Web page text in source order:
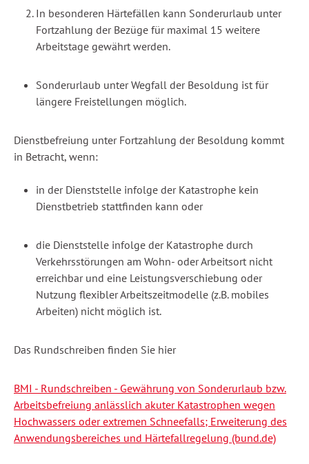
In besonderen Härtefällen kann Sonderurlaub unter
Fortzahlung der Bezüge für maximal 15 weitere
Arbeitstage gewährt werden.
Sonderurlaub unter Wegfall der Besoldung ist für
längere Freistellungen möglich.
Dienstbefreiung unter Fortzahlung der Besoldung kommt
in Betracht, wenn:
in der Dienststelle infolge der Katastrophe kein
Dienstbetrieb stattfinden kann oder
die Dienststelle infolge der Katastrophe durch
Verkehrsstörungen am Wohn- oder Arbeitsort nicht
erreichbar und eine Leistungsverschiebung oder
Nutzung flexibler Arbeitszeitmodelle (z.B. mobiles
Arbeiten) nicht möglich ist.
Das Rundschreiben finden Sie hier
BMI - Rundschreiben - Gewährung von Sonderurlaub bzw.
Arbeitsbefreiung anlässlich akuter Katastrophen wegen
Hochwassers oder extremen Schneefalls; Erweiterung des
Anwendungsbereiches und Härtefallregelung (bund.de)